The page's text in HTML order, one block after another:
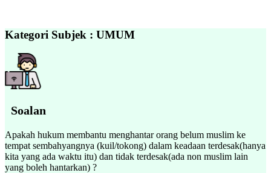
Kategori Subjek : UMUM
Soalan
Apakah hukum membantu menghantar orang belum muslim ke
tempat sembahyangnya (kuil/tokong) dalam keadaan terdesak(hanya
kita yang ada waktu itu) dan tidak terdesak(ada non muslim lain
yang boleh hantarkan) ?